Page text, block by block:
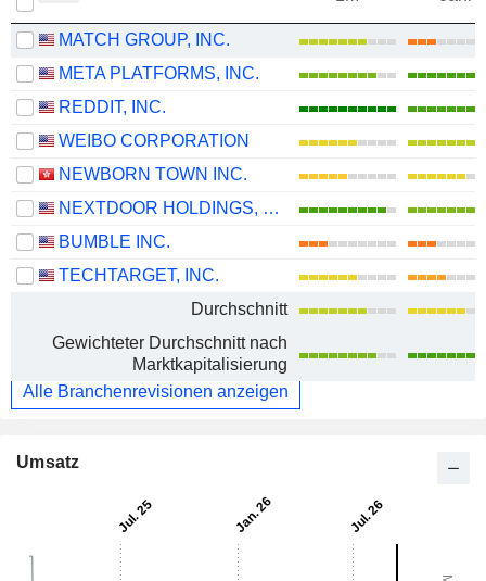
MATCH GROUP, INC.
META PLATFORMS, INC.
REDDIT, INC.
WEIBO CORPORATION
NEWBORN TOWN INC.
NEXTDOOR HOLDINGS, INC.
BUMBLE INC.
TECHTARGET, INC.
Durchschnitt
Gewichteter Durchschnitt nach
Marktkapitalisierung
Alle Branchenrevisionen anzeigen
Umsatz